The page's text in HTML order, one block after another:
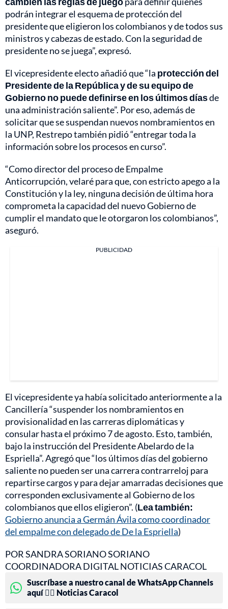
podrán integrar el esquema de protección del
presidente que eligieron los colombianos y de todos sus
ministros y cabezas de estado. Con la seguridad de
presidente no se juega”, expresó.
El vicepresidente electo añadió que “la protección del
Presidente de la República y de su equipo de
Gobierno no puede definirse en los últimos díasde
una administración saliente”. Por eso, además de
solicitar que se suspendan nuevos nombramientos en
la UNP, Restrepo también pidió “entregar toda la
información sobre los procesos en curso”.
“Como director del proceso de Empalme
Anticorrupción, velaré para que, con estricto apego a la
Constitución y la ley, ninguna decisión de última hora
comprometa la capacidad del nuevo Gobierno de
cumplir el mandato que le otorgaron los colombianos”,
aseguró.
PUBLICIDAD
El vicepresidente ya había solicitado anteriormente a la
Cancillería “suspender los nombramientos en
provisionalidad en las carreras diplomáticas y
consular hasta el próximo 7 de agosto. Esto, también,
bajo la instrucción del Presidente Abelardo de la
Espriella”. Agregó que “los últimos días del gobierno
saliente no pueden ser una carrera contrarreloj para
repartirse cargos y para dejar amarradas decisiones que
corresponden exclusivamente al Gobierno de los
colombianos que ellos eligieron”. (Lea también:
Gobierno anuncia a Germán Ávila como coordinador
del empalme con delegado de De la Espriella)
POR SANDRA SORIANO SORIANO
COORDINADORA DIGITAL NOTICIAS CARACOL
Suscríbase a nuestro canal de WhatsApp Channels
aquí 👉🏻 Noticias Caracol